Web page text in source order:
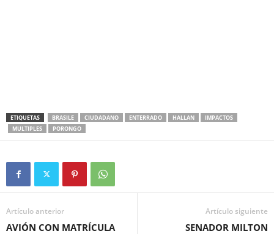
ETIQUETAS BRASILE CIUDADANO ENTERRADO HALLAN
IMPACTOS
MULTIPLES
PORONGO
Artículo anterior
AVIÓN CON MATRÍCULA
Artículo siguiente
SENADOR MILTON